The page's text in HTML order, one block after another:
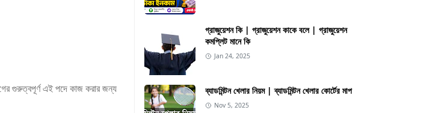
গুরুত্বপূর্ণ এই পদে কাজ করার জন্য
গ্রাজুয়েশন কি | গ্রাজুয়েশন কাকে বলে | গ্রাজুয়েশন
কমপ্লিট মানে কি
Jan 24, 2025
ব্যাডমিন্টন খেলার নিয়ম | ব্যাডমিন্টন খেলার কোর্টের মাপ
Nov 5, 2025